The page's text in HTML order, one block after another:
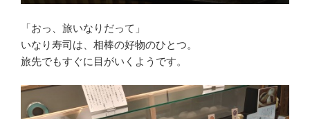
「おっ、旅いなりだって」
いなり寿司は、相棒の好物のひとつ。
旅先でもすぐに目がいくようです。